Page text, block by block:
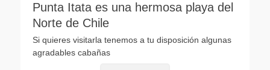
Punta Itata es una hermosa playa del
Norte de Chile
Si quieres visitarla tenemos a tu disposición algunas
agradables cabañas